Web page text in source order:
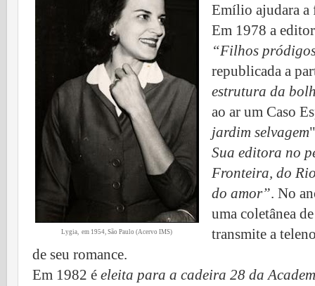
Lygia, em 1954, São Paulo (Acervo IMS)
Emílio ajudara a
Em 1978 a
“Filhos
republicada a
estrutura da
ao ar um Caso
jardim selvagem
Sua editora no
Fronteira, do
do amor”. No
uma coletânea
transmite a
de seu romance.
Em 1982 é eleita para a cadeira 28 da